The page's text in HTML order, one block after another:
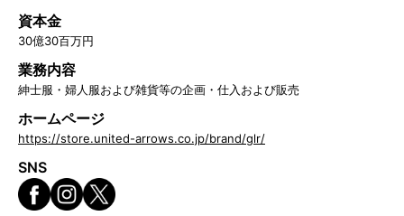
資本金
30億30百万円
業務内容
紳士服・婦人服および雑貨等の企画・仕入および販売
ホームページ
https://store.united-arrows.co.jp/brand/glr/
SNS